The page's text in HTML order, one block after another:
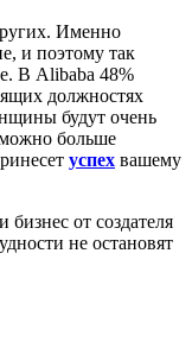
Именно
и поэтому так
В Alibaba 48%
должностях
будут очень
больше
успех вашему
бизнес от создателя
не остановят